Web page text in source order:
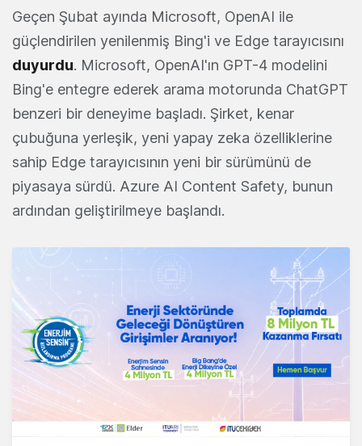
Geçen Şubat ayında Microsoft, OpenAI ile
güçlendirilen yenilenmiş Bing'i ve Edge tarayıcısını
duyurdu. Microsoft, OpenAI'ın GPT-4 modelini
Bing'e entegre ederek arama motorunda ChatGPT
benzeri bir deneyime başladı. Şirket, kenar
çubuğuna yerleşik, yeni yapay zeka özelliklerine
sahip Edge tarayıcısının yeni bir sürümünü de
piyasaya sürdü. Azure AI Content Safety, bunun
ardından geliştirilmeye başlandı.